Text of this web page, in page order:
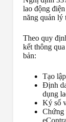
lao động
năng quản lý
Theo quy
kết thông
bản:
Tạo
Định
dụng
Ký số
Chứng